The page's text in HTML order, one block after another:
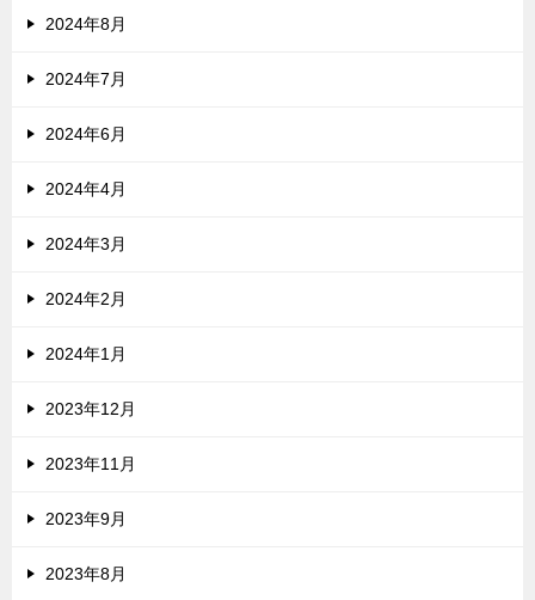
2024年8月
2024年7月
2024年6月
2024年4月
2024年3月
2024年2月
2024年1月
2023年12月
2023年11月
2023年9月
2023年8月